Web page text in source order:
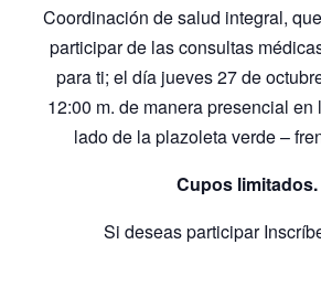
Coordinación de salud integral,
participar de las consultas
para ti; el día jueves 27 de
12:00 m. de manera presencial en
lado de la plazoleta verde –
Cupos limitados.
Si deseas participar